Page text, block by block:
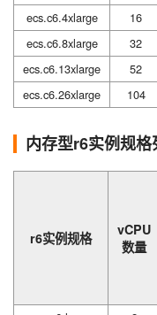
ecs.c6.4xlarge
16
ecs.c6.8xlarge
32
ecs.c6.13xlarge
52
ecs.c6.26xlarge
104
内存型r6实例规格
r6实例规格
vCPU
数量